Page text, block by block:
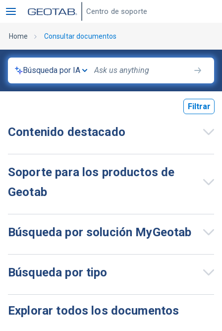
Centro de soporte
Home Consultar documentos
Búsqueda por IA
Filtrar
Contenido destacado
Soporte para los productos de
Geotab
Búsqueda por solución MyGeotab
Búsqueda por tipo
Explorar todos los documentos